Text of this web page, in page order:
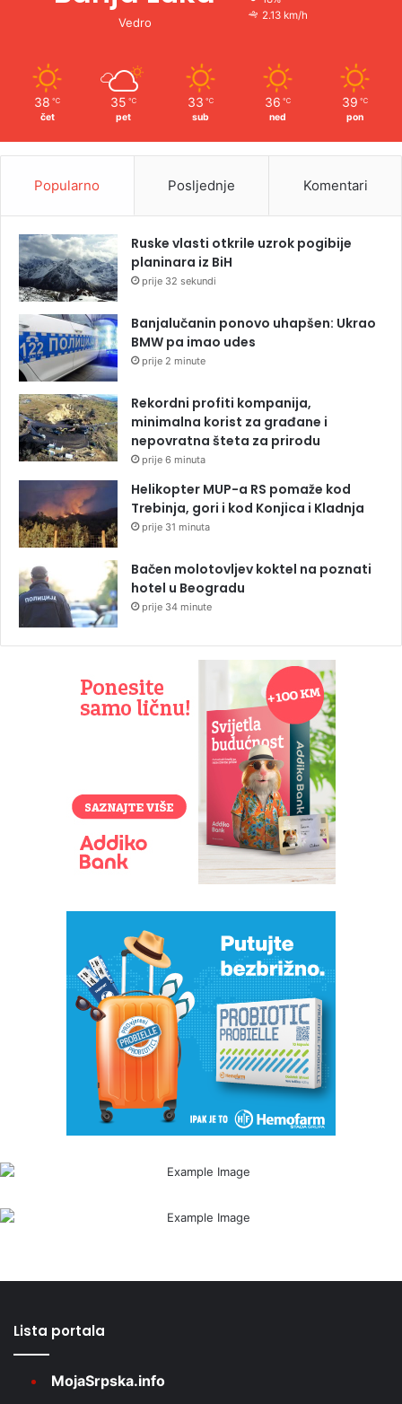
Vedro
2.13 km/h
38 ℃
čet
35 ℃
pet
33 ℃
sub
36 ℃
ned
39 ℃
pon
Popularno Posljednje Komentari
Ruske vlasti otkrile uzrok pogibije
planinara iz BiH
prije 32 sekundi
Banjalučanin ponovo uhapšen: Ukrao
BMW pa imao udes
prije 2 minute
Rekordni profiti kompanija,
minimalna korist za građane i
nepovratna šteta za prirodu
prije 6 minuta
Helikopter MUP-a RS pomaže kod
Trebinja, gori i kod Konjica i Kladnja
prije 31 minuta
Bačen molotovljev koktel na poznati
hotel u Beogradu
prije 34 minute
Lista portala
MojaSrpska.info